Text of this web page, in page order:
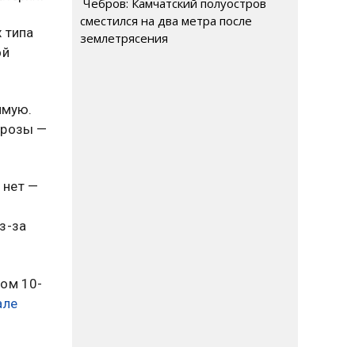
типа
—
нет —
за
10-
Чебров: Камчатский полуостров
сместился на два метра после
землетрясения